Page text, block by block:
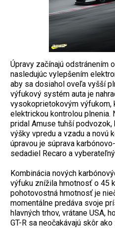
Úpravy začínajú odstránením
nasledujúc vylepšením
aby sa dosiahol oveľa vyšší
výfukový systém auta je
vysokoprietokovým výfukom,
elektrickou kontrolou plnenia.
pridal Amuse tuhší
výšky vpredu a vzadu a novú
úpravou je súprava
sedadiel Recaro a
Kombinácia nových
výfuku znížila hmotnosť o 45
pohotovostná hmotnosť je
momentálne predáva svoje
hlavných trhov, vrátane USA,
GT-R sa neočakávajú skôr